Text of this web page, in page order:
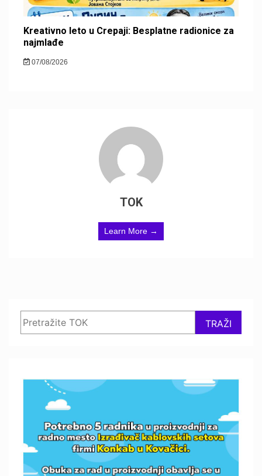
Kreativno leto u Crepaji: Besplatne radionice za
najmlađe
07/08/2026
TOK
Learn More →
TRAŽI